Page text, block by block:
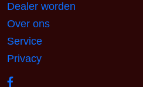
Dealer worden
Over ons
Service
Privacy